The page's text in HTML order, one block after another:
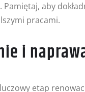
Pamiętaj, aby
pracami.
i
etap